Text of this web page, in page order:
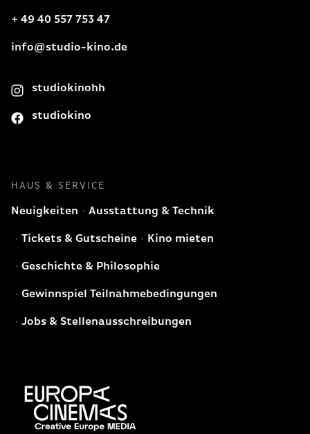
+ 49 40 557 753 47
info@studio-kino.de
studiokinohh
studiokino
HAUS & SERVICE
Neuigkeiten Ausstattung & Technik
Tickets & Gutscheine Kino mieten
Geschichte & Philosophie
Gewinnspiel Teilnahmebedingungen
Jobs & Stellenausschreibungen